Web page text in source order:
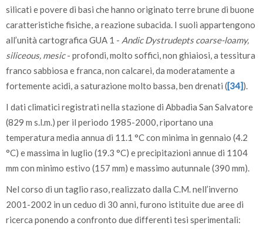
silicati e povere di basi che hanno originato terre brune di buone
caratteristiche fisiche, a reazione subacida. I suoli appartengono
all’unità cartografica GUA 1 - Andic Dystrudepts coarse-loamy,
siliceous, mesic- profondi, molto soffici, non ghiaiosi, a tessitura
franco sabbiosa e franca, non calcarei, da moderatamente a
fortemente acidi, a saturazione molto bassa, ben drenati ([34]).
I dati climatici registrati nella stazione di Abbadia San Salvatore
(829 m s.l.m.) per il periodo 1985-2000, riportano una
temperatura media annua di 11.1 °C con minima in gennaio (4.2
°C) e massima in luglio (19.3 °C) e precipitazioni annue di 1104
mm con minimo estivo (157 mm) e massimo autunnale (390 mm).
Nel corso di un taglio raso, realizzato dalla C.M. nell’inverno
2001-2002 in un ceduo di 30 anni, furono istituite due aree di
ricerca ponendo a confronto due differenti tesi sperimentali: